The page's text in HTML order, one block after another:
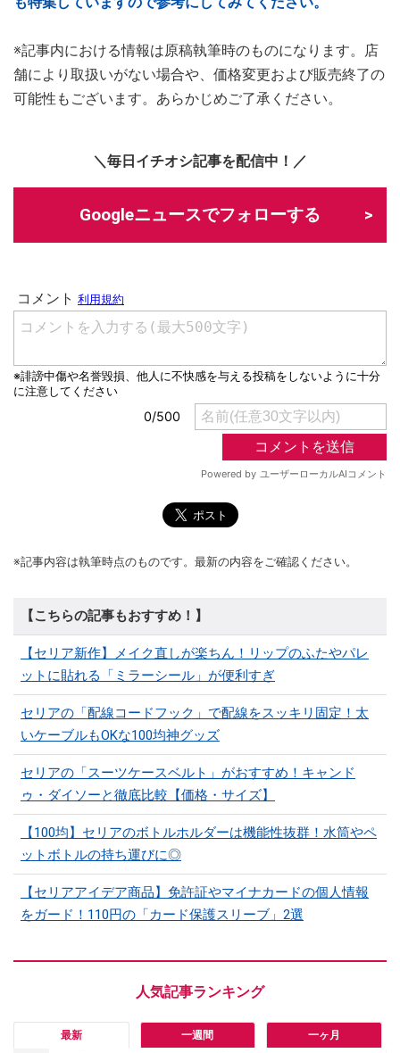
※記事内における情報は原稿執筆時のものになります。店
舗により取扱いがない場合や、価格変更および販売終了の
可能性もございます。あらかじめご了承ください。
＼毎日イチオシ記事を配信中！／
Googleニュースでフォローする
※記事内容は執筆時点のものです。最新の内容をご確認ください。
【こちらの記事もおすすめ！】
【セリア新作】メイク直しが楽ちん！リップのふたやパレ
ットに貼れる「ミラーシール」が便利すぎ
セリアの「配線コードフック」で配線をスッキリ固定！太
いケーブルもOKな100均神グッズ
セリアの「スーツケースベルト」がおすすめ！キャンド
ゥ・ダイソーと徹底比較【価格・サイズ】
【100均】セリアのボトルホルダーは機能性抜群！水筒やペ
ットボトルの持ち運びに◎
【セリアアイデア商品】免許証やマイナカードの個人情報
をガード！110円の「カード保護スリーブ」2選
最新 一週間 一ヶ月